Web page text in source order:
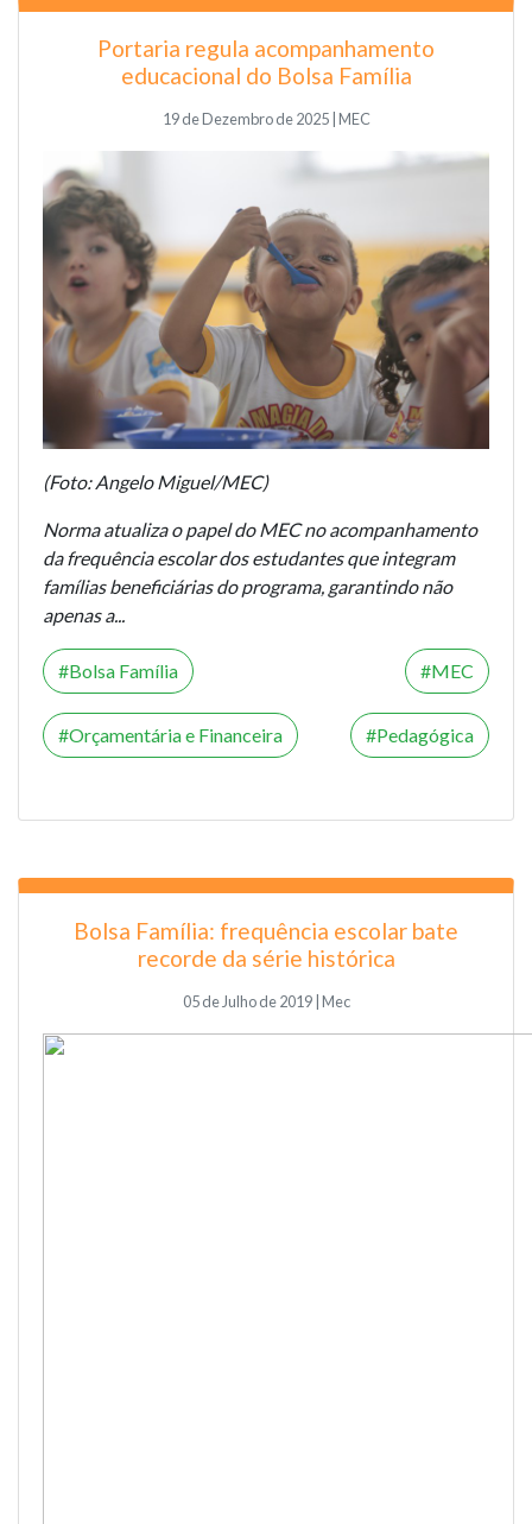
Portaria regula acompanhamento
educacional do Bolsa Família
19 de Dezembro de 2025 | MEC
(Foto: Angelo Miguel/MEC)
Norma atualiza o papel do MEC no acompanhamento
da frequência escolar dos estudantes que integram
famílias beneficiárias do programa, garantindo não
apenas a...
Bolsa Família MEC
Orçamentária e Financeira Pedagógica
Bolsa Família: frequência escolar bate
recorde da série histórica
05 de Julho de 2019 | Mec